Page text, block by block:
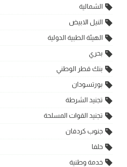
الشمالية
النيل الابيض
الهيئة الطبية الدولية
بحري
بنك قطر الوطني
بورتسودان
تجنيد الشرطة
تجنيد القوات المسلحة
جنوب كردفان
حلفا
خدمة وطنية